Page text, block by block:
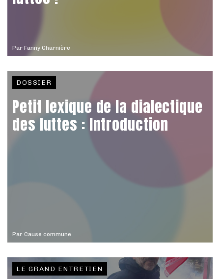
Par Fanny Charnière
Par Cause commune
DOSSIER
Petit lexique de la dialectique
des luttes : Introduction
LE GRAND ENTRETIEN